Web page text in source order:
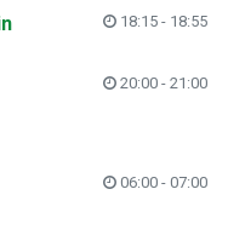
18:15 - 18:55
20:00 - 21:00
06:00 - 07:00